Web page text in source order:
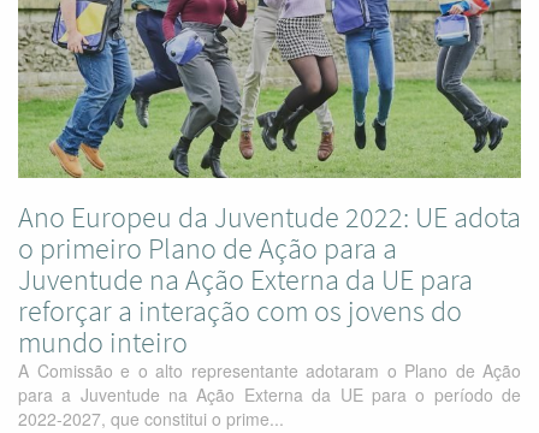
Ano Europeu da Juventude 2022: UE adota
o primeiro Plano de Ação para a
Juventude na Ação Externa da UE para
reforçar a interação com os jovens do
mundo inteiro
A Comissão e o alto representante adotaram o Plano de Ação
para a Juventude na Ação Externa da UE para o período de
2022-2027, que constitui o prime...